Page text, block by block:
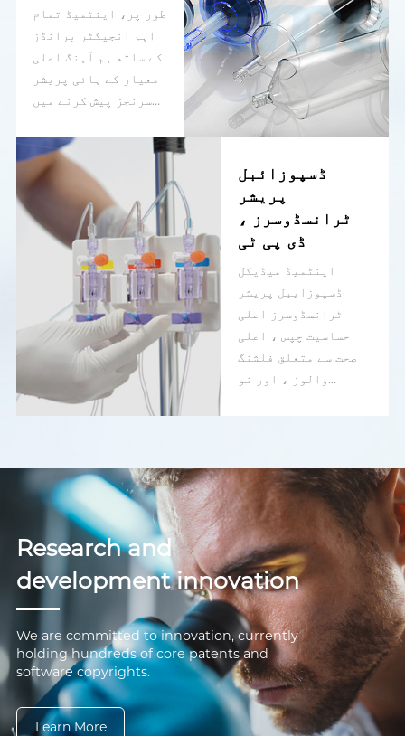
طور پر، اینٹمیڈ تمام
اہم انجیکٹر برانڈز
کے ساتھ ہم آہنگ اعلی
معیار کے ہائی پریشر
سرنجز پیش کرنے میں
ڈسپوزائبل
پریشر
ٹرانسڈوسرز ،
ڈی پی ٹی
اینٹمیڈ میڈیکل
ڈسپوزایبل پریشر
ٹرانسڈوسرز اعلی
حساسیت چپس ، اعلی
صحت سے متعلق فلشنگ
والوز ، اور نو
Research and
development innovation
We are committed to innovation, currently
holding hundreds of core patents and
software copyrights.
Learn More